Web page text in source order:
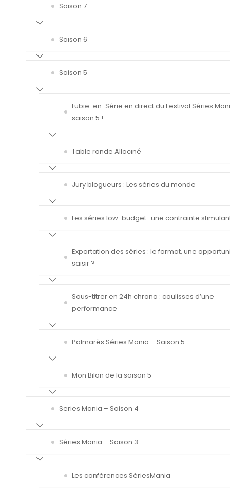
Saison 7
Saison 6
Saison 5
Lubie-en-Série en direct du Festival Séries
saison 5 !
Table ronde Allociné
Jury blogueurs : Les séries du monde
Les séries low-budget : une contrainte
Exportation des séries : le format, une
saisir ?
Sous-titrer en 24h chrono : coulisses d’une
performance
Palmarès Séries Mania – Saison 5
Mon Bilan de la saison 5
Series Mania – Saison 4
Séries Mania – Saison 3
Les conférences SériesMania